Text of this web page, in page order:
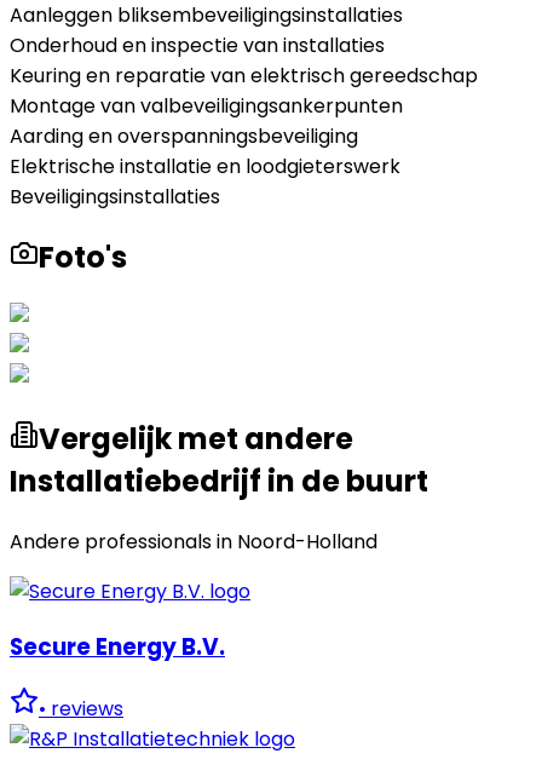
Aanleggen bliksembeveiligingsinstallaties
Onderhoud en inspectie van installaties
Keuring en reparatie van elektrisch gereedschap
Montage van valbeveiligingsankerpunten
Aarding en overspanningsbeveiliging
Elektrische installatie en loodgieterswerk
Beveiligingsinstallaties
Foto's
Vergelijk met andere
Installatiebedrijf in de buurt
Andere professionals in Noord-Holland
Secure Energy B.V.
• reviews